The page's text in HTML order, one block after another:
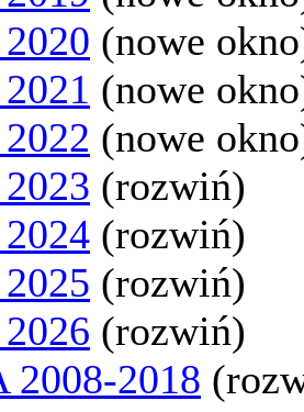
(nowe
(nowe
(nowe
(rozwiń)
(rozwiń)
(rozwiń)
(rozwiń)
2008-2018